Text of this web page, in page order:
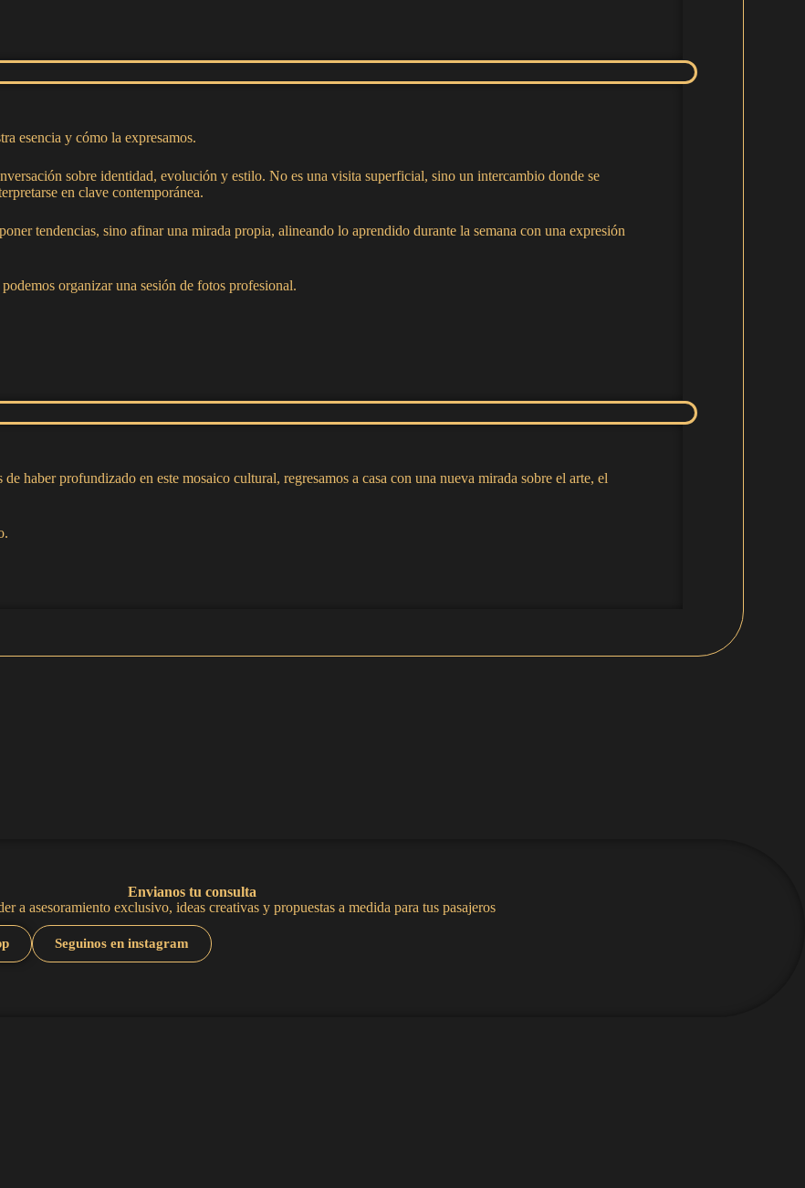
esencia y cómo la expresamos.
sobre identidad, evolución y estilo. No es una visita superficial, sino un intercambio donde se
en clave contemporánea.
tendencias, sino afinar una mirada propia, alineando lo aprendido durante la semana con una expresión
podemos organizar una sesión de fotos profesional.
haber profundizado en este mosaico cultural, regresamos a casa con una nueva mirada sobre el arte, el
Envianos tu consulta
a asesoramiento exclusivo, ideas creativas y propuestas a medida para tus pasajeros
Seguinos en instagram